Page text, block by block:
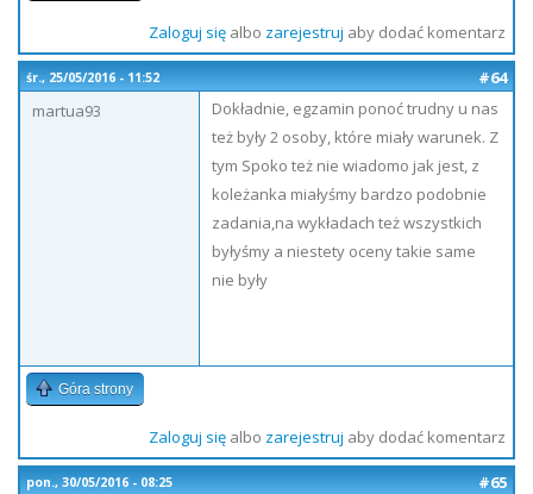
Zaloguj sięalbo zarejestruj aby dodać komentarz
śr., 25/05/2016 - 11:52
#64
martua93
Dokładnie, egzamin ponoć trudny u nas
też były 2 osoby, które miały warunek. Z
tym Spoko też nie wiadomo jak jest, z
koleżanka miałyśmy bardzo podobnie
zadania,na wykładach też wszystkich
byłyśmy a niestety oceny takie same
nie były
Góra strony
Zaloguj sięalbo zarejestruj aby dodać komentarz
pon., 30/05/2016 - 08:25
#65